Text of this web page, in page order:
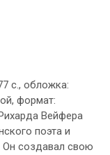
с., обложка:
формат:
Вейфера
поэта и
Он создавал свою